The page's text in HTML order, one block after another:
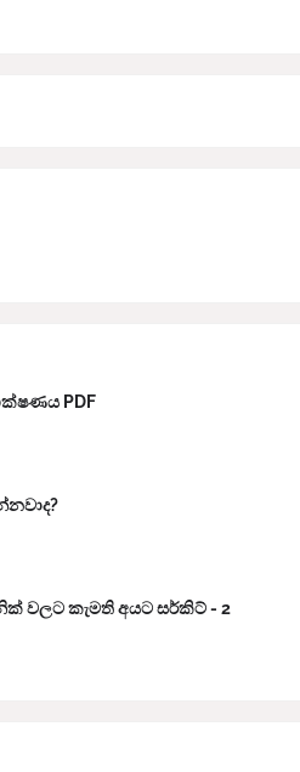
PDF
වලට කැමති අයට සර්කිට් - 2